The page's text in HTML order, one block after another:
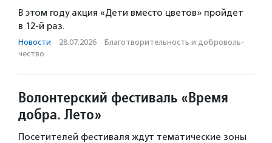
В этом году акция «Дети вместо цветов» пройдет
в 12-й раз.
Новости · 28.07.2026 · Благотвори­тель­ность и доброволь­
чест­во
Волонтерский фестиваль «Время
добра. Лето»
Посетителей фестиваля ждут тематические зоны